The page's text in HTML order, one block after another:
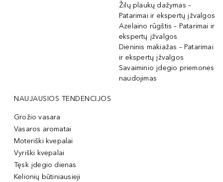
Žilų plaukų dažymas –
Patarimai ir ekspertų įžvalgos
Azelaino rūgštis – Patarimai ir
ekspertų įžvalgos
Dieninis makiažas – Patarimai
ir ekspertų įžvalgos
Savaiminio įdegio priemonės
naudojimas
NAUJAUSIOS TENDENCIJOS
Grožio vasara
Vasaros aromatai
Moteriški kvepalai
Vyriški kvepalai
Tęsk įdegio dienas
Kelionių būtiniausieji